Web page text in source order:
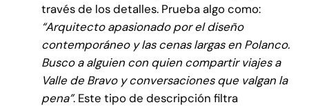
través de los detalles. Prueba algo como:
“Arquitecto apasionado por el diseño
contemporáneo y las cenas largas en Polanco.
Busco a alguien con quien compartir viajes a
Valle de Bravo y conversaciones que valgan la
pena”. Este tipo de descripción filtra